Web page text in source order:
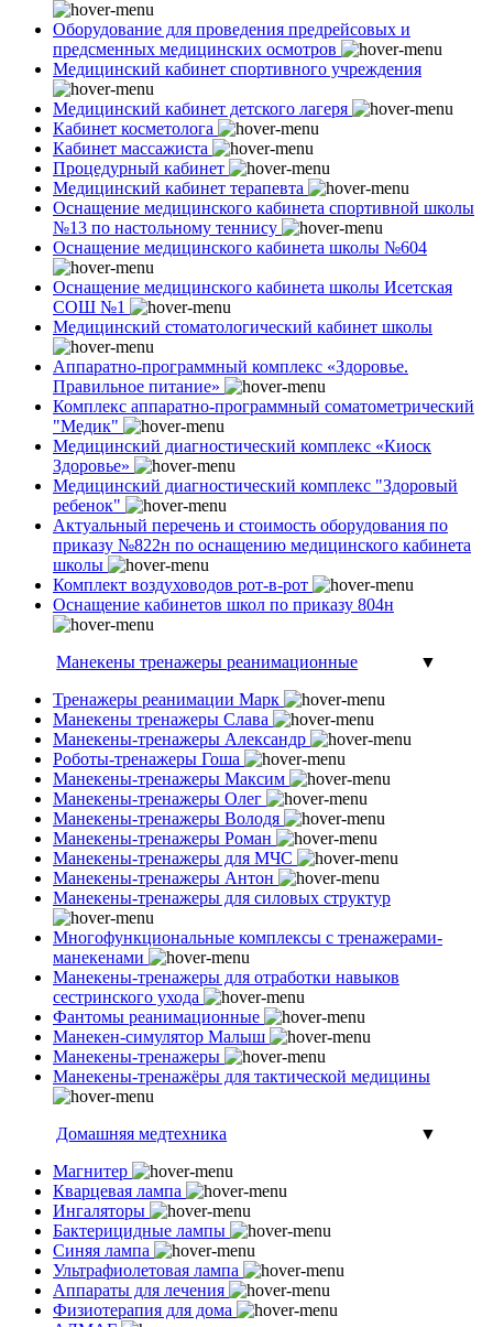
Оборудование для проведения предрейсовых и
предсменных медицинских осмотров
Медицинский кабинет спортивного учреждения
Медицинский кабинет детского лагеря
Кабинет косметолога
Кабинет массажиста
Процедурный кабинет
Медицинский кабинет терапевта
Оснащение медицинского кабинета спортивной школы
№13 по настольному теннису
Оснащение медицинского кабинета школы №604
Оснащение медицинского кабинета школы Исетская
СОШ №1
Медицинский стоматологический кабинет школы
Аппаратно-программный комплекс «Здоровье.
Правильное питание»
Комплекс аппаратно-программный соматометрический
"Медик"
Медицинский диагностический комплекс «Киоск
Здоровье»
Медицинский диагностический комплекс "Здоровый
ребенок"
Актуальный перечень и стоимость оборудования по
приказу №822н по оснащению медицинского кабинета
школы
Комплект воздуховодов рот-в-рот
Оснащение кабинетов школ по приказу 804н
Манекены тренажеры реанимационные
▼
Тренажеры реанимации Марк
Манекены тренажеры Слава
Манекены-тренажеры Александр
Роботы-тренажеры Гоша
Манекены-тренажеры Максим
Манекены-тренажеры Олег
Манекены-тренажеры Володя
Манекены-тренажеры Роман
Манекены-тренажеры для МЧС
Манекены-тренажеры Антон
Манекены-тренажеры для силовых структур
Многофункциональные комплексы с тренажерами-
манекенами
Манекены-тренажеры для отработки навыков
сестринского ухода
Фантомы реанимационные
Манекен-симулятор Малыш
Манекены-тренажеры
Манекены-тренажёры для тактической медицины
Домашняя медтехника
▼
Магнитер
Кварцевая лампа
Ингаляторы
Бактерицидные лампы
Синяя лампа
Ультрафиолетовая лампа
Аппараты для лечения
Физиотерапия для дома